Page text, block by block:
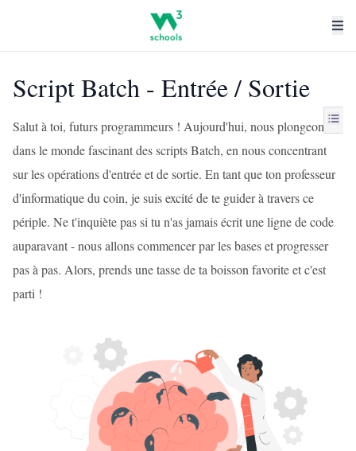
Script Batch - Entrée / Sortie
Salut à toi, futurs programmeurs ! Aujourd'hui, nous plongeons
dans le monde fascinant des scripts Batch, en nous concentrant
sur les opérations d'entrée et de sortie. En tant que ton professeur
d'informatique du coin, je suis excité de te guider à travers ce
périple. Ne t'inquiète pas si tu n'as jamais écrit une ligne de code
auparavant - nous allons commencer par les bases et progresser
pas à pas. Alors, prends une tasse de ta boisson favorite et c'est
parti !